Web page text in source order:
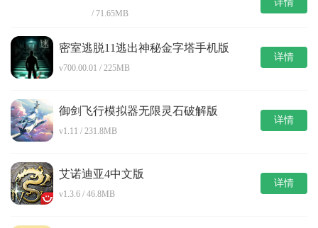
/ 71.65MB
详情
密室逃脱11逃出神秘金字塔手机版
v700.00.01 / 225MB
详情
御剑飞行模拟器无限灵石破解版
v1.11 / 231.8MB
详情
艾诺迪亚4中文版
v1.3.6 / 46.8MB
详情